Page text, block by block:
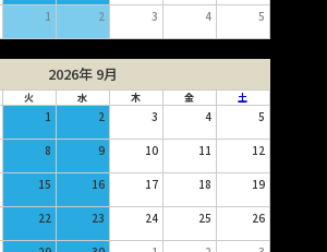
1 2 3 4 5
2026年 9月
火 水 木 金 土
1 2 3 4 5
8 9 10 11 12
15 16 17 18 19
22 23 24 25 26